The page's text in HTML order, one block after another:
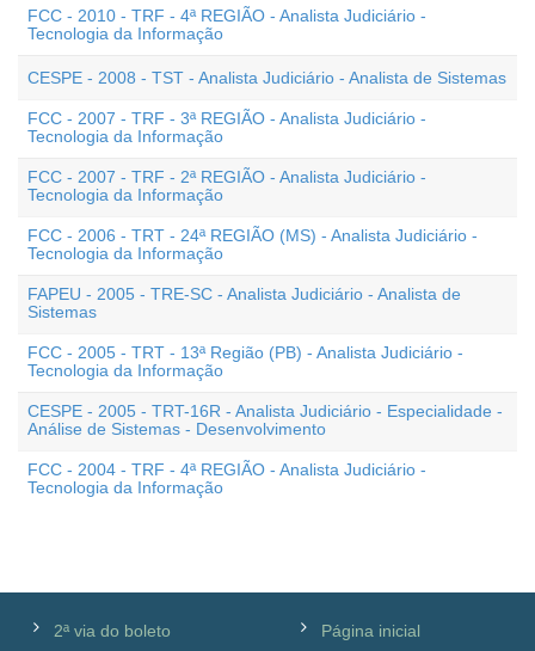
FCC - 2010 - TRF - 4ª REGIÃO - Analista Judiciário -
Tecnologia da Informação
CESPE - 2008 - TST - Analista Judiciário - Analista de Sistemas
FCC - 2007 - TRF - 3ª REGIÃO - Analista Judiciário -
Tecnologia da Informação
FCC - 2007 - TRF - 2ª REGIÃO - Analista Judiciário -
Tecnologia da Informação
FCC - 2006 - TRT - 24ª REGIÃO (MS) - Analista Judiciário -
Tecnologia da Informação
FAPEU - 2005 - TRE-SC - Analista Judiciário - Analista de
Sistemas
FCC - 2005 - TRT - 13ª Região (PB) - Analista Judiciário -
Tecnologia da Informação
CESPE - 2005 - TRT-16R - Analista Judiciário - Especialidade -
Análise de Sistemas - Desenvolvimento
FCC - 2004 - TRF - 4ª REGIÃO - Analista Judiciário -
Tecnologia da Informação
2ª via do boleto
Página inicial